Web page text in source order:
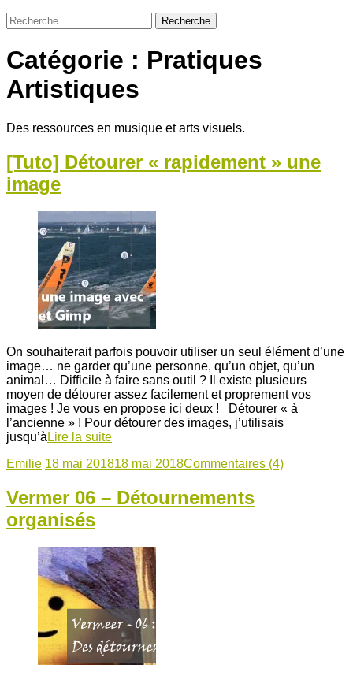
Catégorie : Pratiques
Artistiques
Des ressources en musique et arts visuels.
[Tuto] Détourer « rapidement » une
image
On souhaiterait parfois pouvoir utiliser un seul élément d’une
image… ne garder qu’une personne, qu’un objet, qu’un
animal… Difficile à faire sans outil ? Il existe plusieurs
moyen de détourer assez facilement et proprement vos
images ! Je vous en propose ici deux ! Détourer « à
l’ancienne » ! Pour détourer des images, j’utilisais
jusqu’à Lire la suite
Emilie 18 mai 201818 mai 2018Commentaires (4)
Vermer 06 – Détournements
organisés